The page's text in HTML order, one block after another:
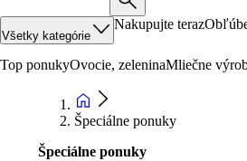
Všetky kategórie
Nakupujte teraz
Top ponukyOvocie, zeleninaMliečne
Špeciálne ponuky
Špeciálne ponuky